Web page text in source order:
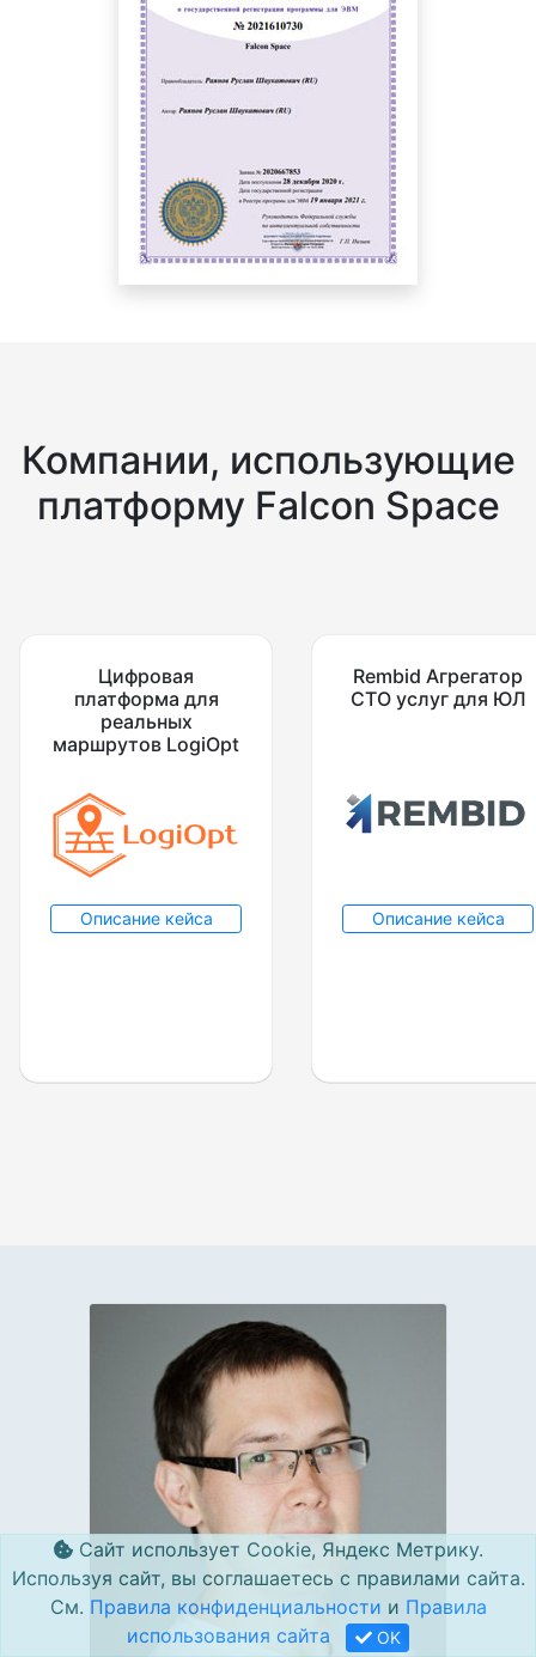
Компании, использующие
платформу Falcon Space
Цифровая
платформа для
реальных
маршрутов LogiOpt
Описание кейса
Rembid Агрегатор
СТО услуг для ЮЛ
Описание кейса
Сайт использует Cookie, Яндекс Метрику.
Используя сайт, вы соглашаетесь с правилами сайта.
См. Правила конфиденциальности и Правила
использования сайта
OK